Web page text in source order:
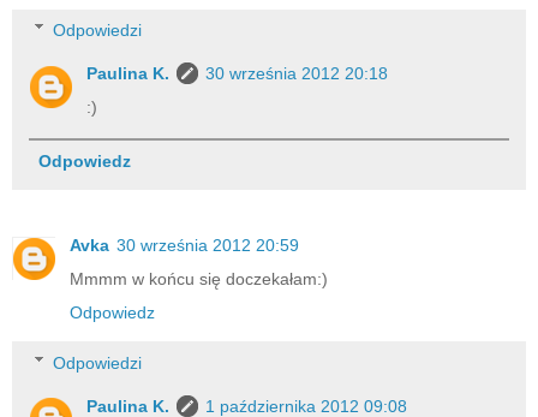
Odpowiedzi
Paulina K.
30 września 2012 20:18
:)
Odpowiedz
Avka 30 września 2012 20:59
Mmmm w końcu się doczekałam:)
Odpowiedz
Odpowiedzi
Paulina K.
1 października 2012 09:08